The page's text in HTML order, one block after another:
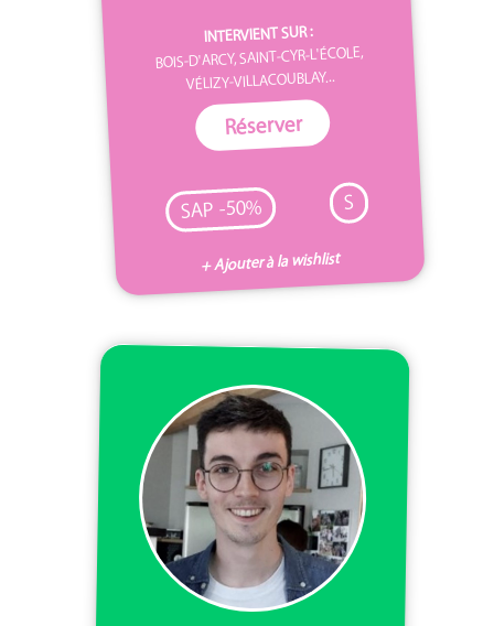
INTERVIENT SUR :
BOIS-D'ARCY, SAINT-CYR-L'ÉCOLE,
VÉLIZY-VILLACOUBLAY...
Réserver
SAP -50% S
+ Ajouter à la wishlist